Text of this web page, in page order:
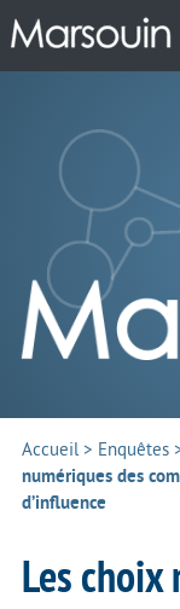
Accueil> Enquêtes
numériques des
d’influence
Les choix